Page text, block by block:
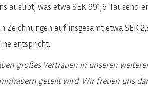
ausübt, was etwa SEK 991,6 Tausend
Zeichnungen auf insgesamt etwa SEK
entspricht.
großes Vertrauen in unseren
geteilt wird. Wir freuen uns